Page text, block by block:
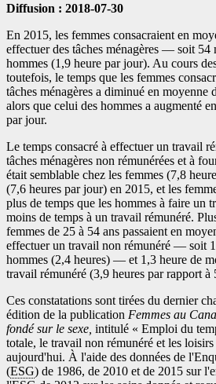
Diffusion : 2018-07-30
En 2015, les femmes consacraient en
effectuer des tâches ménagères — soit 54
hommes (1,9 heure par jour). Au cours
toutefois, le temps que les femmes
tâches ménagères a diminué en moyenne
alors que celui des hommes a augmenté
par jour.
Le temps consacré à effectuer un travail
tâches ménagères non rémunérées et à
était semblable chez les femmes (7,8
(7,6 heures par jour) en 2015, et les
plus de temps que les hommes à faire un
moins de temps à un travail rémunéré.
femmes de 25 à 54 ans passaient en
effectuer un travail non rémunéré — soit
hommes (2,4 heures) — et 1,3 heure de
travail rémunéré (3,9 heures par rapport à
Ces constatations sont tirées du dernier
édition de la publication Femmes au
fondé sur le sexe, intitulé « Emploi du
totale, le travail non rémunéré et les
aujourd'hui. À l'aide des données de
(ESG) de 1986, de 2010 et de 2015 sur